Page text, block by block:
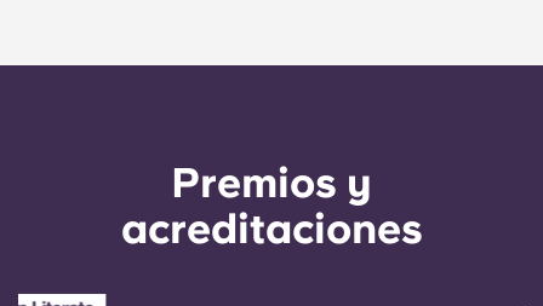
Premios y
acreditaciones